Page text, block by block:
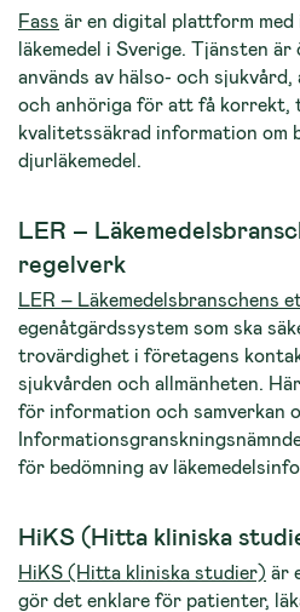
Fass är en digital plattform
läkemedel i Sverige. Tjänsten
används av hälso- och
och anhöriga för att få korrekt,
kvalitetssäkrad information om
djurläkemedel.
LER –
regelverk
LER – Läkemedelsbranschens
egenåtgärdssystem som ska
trovärdighet i företagens
sjukvården och allmänheten.
för information och samverkan
för bedömning av
HiKS (Hitta kliniska
HiKS (Hitta kliniska studier) är
gör det enklare för patienter,